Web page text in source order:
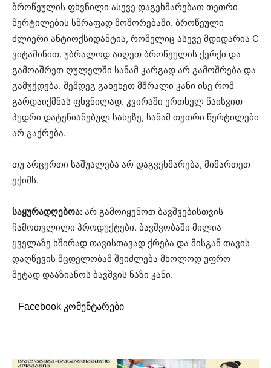
ბროწეულის ფხვნილი ასევე დაგეხმარებათ თეთრი
წერტილების სწრაფად მოშორებაში. ბროწეული
ძლიერი ანტიოქსიდანტია, რომელიც ასევე მდიდარია C
ვიტამინით. უბრალოდ აიღეთ ბროწეულის ქერქი და
გამოაშრეთ ღულელში სანამ კარგად არ გამოშრება და
გამუქდება. შემდეგ გახეხეთ მშრალი კანი ისე რომ
გარდაიქმნას ფხვნილად. კვირაში ერთხელ წაისვით
პუდრი დატენიანებულ სახეზე, სანამ თეთრი წერტილები
არ გაქრება.
თუ არცერთი საშუალება არ დაგვეხმარება, მიმართეთ
ექიმს.
საყურადღებოა: არ გამოიყენოთ ბავშვებისთვის
ჩამოთვლილი პროდუქტები. ბავშვობაში მილია
ყველაზე ხშირად თავისთავად ქრება და მისგან თავის
დაღწევის მცდელობამ შეიძლება მხოლოდ უფრო
მეტად დააზიანოს ბავშვის ნაზი კანი.
Facebook კომენტარები